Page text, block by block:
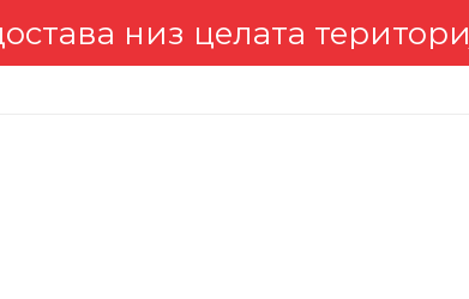
целата територија